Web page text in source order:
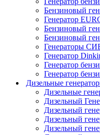
Бензиновый
Генератор
Бензиновый
Бензиновый
Генераторы
Генератор
Генератор
Генератор
Дизельные
Дизельные
Дизельный
Дизельный
Дизельный
Дизельный